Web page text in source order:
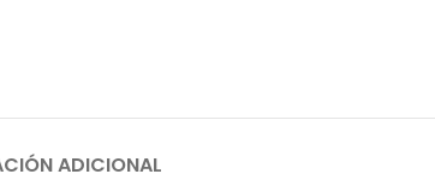
ADICIONAL